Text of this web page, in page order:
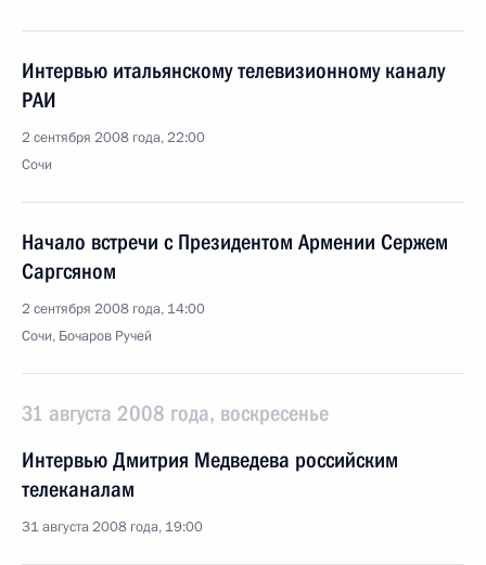
Интервью итальянскому телевизионному каналу
РАИ
2 сентября 2008 года, 22:00
Сочи
Начало встречи с Президентом Армении Сержем
Саргсяном
2 сентября 2008 года, 14:00
Сочи, Бочаров Ручей
31 августа 2008 года, воскресенье
Интервью Дмитрия Медведева российским
телеканалам
31 августа 2008 года, 19:00